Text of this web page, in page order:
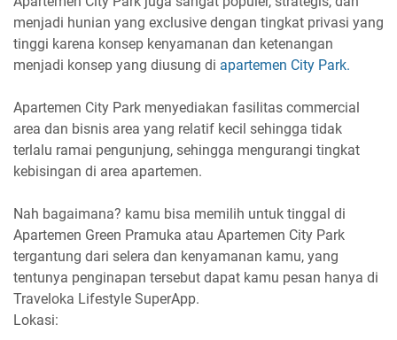
menjadi hunian yang exclusive dengan tingkat privasi yang
tinggi karena konsep kenyamanan dan ketenangan
menjadi konsep yang diusung di apartemen City Park.
Apartemen City Park menyediakan fasilitas commercial
area dan bisnis area yang relatif kecil sehingga tidak
terlalu ramai pengunjung, sehingga mengurangi tingkat
kebisingan di area apartemen.
Nah bagaimana? kamu bisa memilih untuk tinggal di
Apartemen Green Pramuka atau Apartemen City Park
tergantung dari selera dan kenyamanan kamu, yang
tentunya penginapan tersebut dapat kamu pesan hanya di
Traveloka Lifestyle SuperApp.
Lokasi: